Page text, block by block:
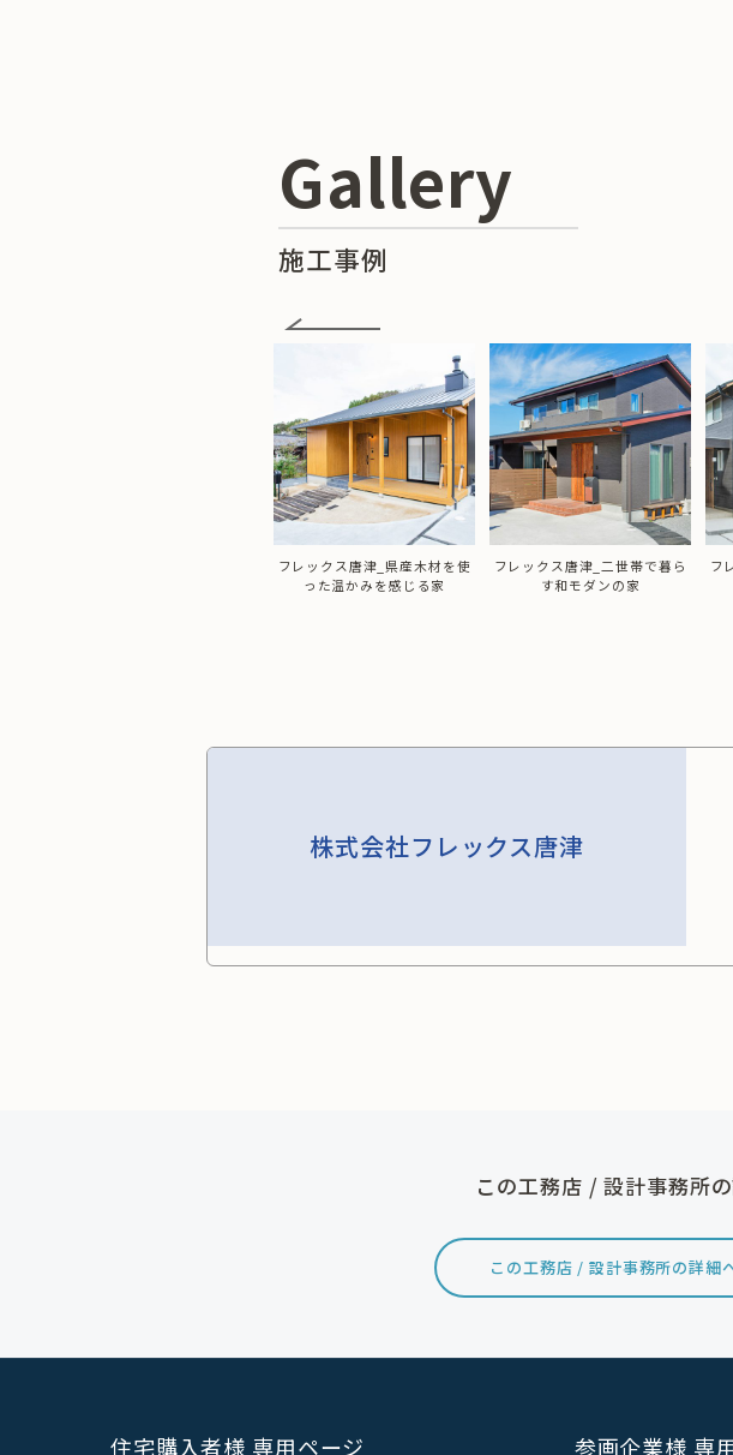
Gallery
施工事例
フレックス唐津_二世帯で暮ら
す和モダンの家
フレックス唐津_自然を満喫で
きる家
フ
株式会社フレックス唐津
この工務店 / 設計事務所
この工務店 / 設計事務所の詳細
住宅購入者様 専用ページ 参画企業様 専